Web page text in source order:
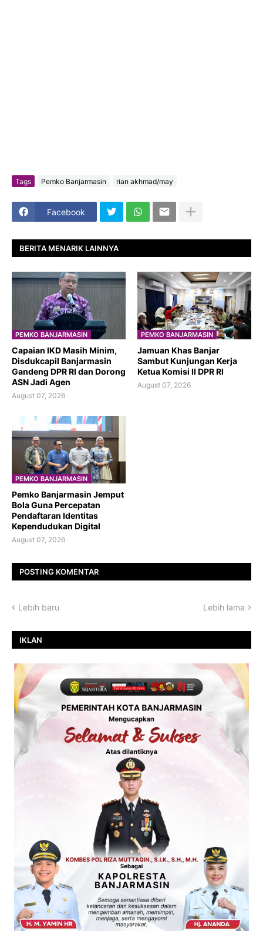
Tags Pemko Banjarmasin rian akhmad/may
Facebook
BERITA MENARIK LAINNYA
PEMKO BANJARMASIN
Capaian IKD Masih Minim,
Disdukcapil Banjarmasin
Gandeng DPR RI dan Dorong
ASN Jadi Agen
August 07, 2026
PEMKO BANJARMASIN
Jamuan Khas Banjar
Sambut Kunjungan Kerja
Ketua Komisi II DPR RI
August 07, 2026
PEMKO BANJARMASIN
Pemko Banjarmasin Jemput
Bola Guna Percepatan
Pendaftaran Identitas
Kependudukan Digital
August 07, 2026
POSTING KOMENTAR
Lebih baru Lebih lama
IKLAN